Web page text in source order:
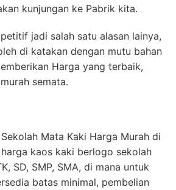
kunjungan ke Pabrik kita.
jadi salah satu alasan lainya,
di katakan dengan mutu bahan
Harga yang terbaik,
semata.
Mata Kaki Harga Murah di
kaos kaki berlogo sekolah
SD, SMP, SMA, di mana untuk
batas minimal, pembelian